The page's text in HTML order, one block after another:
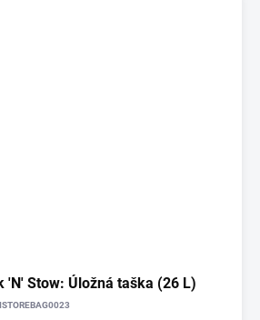
'N' Stow: Úložná taška (26 L)
ISTOREBAG0023